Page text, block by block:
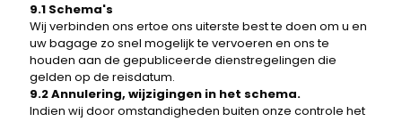
9.1 Schema's
Wij verbinden ons ertoe ons uiterste best te doen om u en
uw bagage zo snel mogelijk te vervoeren en ons te
houden aan de gepubliceerde dienstregelingen die
gelden op de reisdatum.
9.2 Annulering, wijzigingen in het schema.
Indien wij door omstandigheden buiten onze controle het